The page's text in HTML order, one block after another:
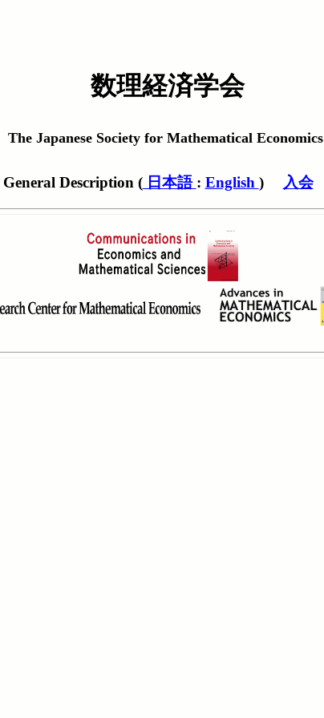
数理経済学会
The Japanese Society for Mathematical Economics
General Description (日本語 : English ) 入会